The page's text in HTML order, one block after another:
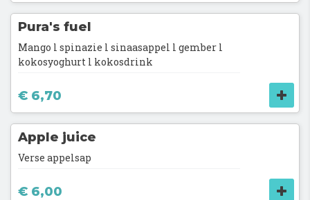
Pura's fuel
Mango l spinazie l sinaasappel l gember l
kokosyoghurt l kokosdrink
€ 6,70
Apple juice
Verse appelsap
€ 6,00